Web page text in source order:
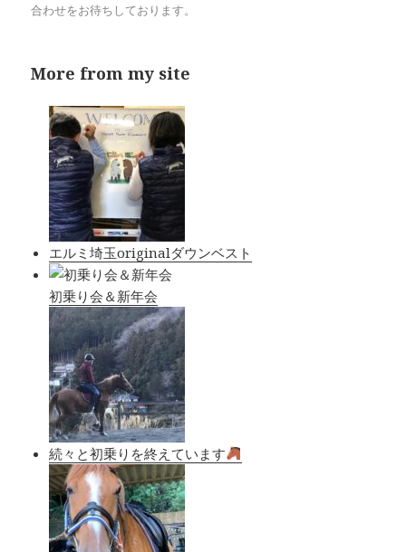
合わせをお待ちしております。
More from my site
エルミ埼玉originalダウンベスト
初乗り会＆新年会
続々と初乗りを終えています